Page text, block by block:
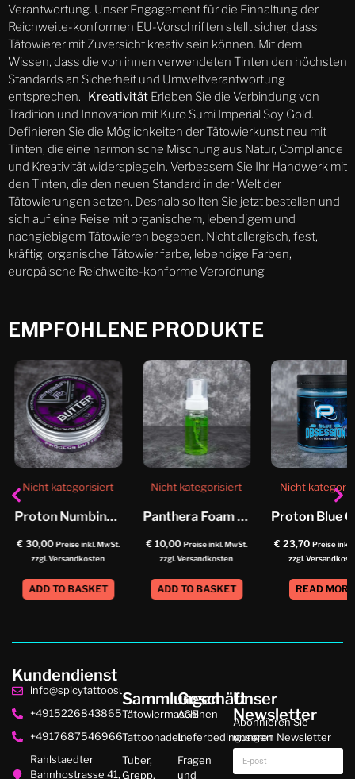
Verantwortung. Unser Engagement für die Einhaltung der
Reichweite-konformen EU-Vorschriften stellt sicher, dass
Tätowierer mit Zuversicht kreativ sein können. Mit dem
Wissen, dass die von ihnen verwendeten Tinten den höchsten
Standards an Sicherheit und Umweltverantwortung
entsprechen. Kreativität Erleben Sie die Verbindung von
Tradition und Innovation mit Kuro Sumi Imperial Soy Gold.
Definieren Sie die Möglichkeiten der Tätowierkunst neu mit
Tinten, die eine harmonische Mischung aus Natur, Compliance
und Kreativität widerspiegeln. Verbessern Sie Ihr Handwerk mit
den Tinten, die den neuen Standard in der Welt der
Tätowierungen setzen. Deshalb sollten Sie jetzt bestellen und
sich auf eine Reise mit organischem, lebendigem und
nachgiebigem Tätowieren begeben. Nicht allergisch, fest,
kräftig, organische Tätowier farbe, lebendige Farben,
europäische Reichweite-konforme Verordnung
EMPFOHLENE PRODUKTE
Nicht kategorisiert
Proton Numbing Butter
€ 30,00 Preise inkl. MwSt.
zzgl. Versandkosten
ADD TO BASKET
Nicht kategorisiert
Panthera Foam Soap Helix
€ 10,00 Preise inkl. MwSt.
zzgl. Versandkosten
ADD TO BASKET
Nicht
€ 23,70 Preise inkl.
zzgl.
READ MORE
Kundendienst
info@spicytattoosupplies.de
+4915226843865
+4917687546966
Rahlstaedter
Bahnhostrasse 41,
Sammlungen
Tätowiermaschinen
Tattoonadeln
Tuber,
Grepp,
Geschäft
AGB
Lieferbedingungen
Fragen
und
Unser
Newsletter
Abonnieren Sie
unseren Newsletter